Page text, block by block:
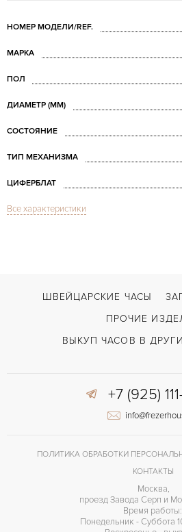
НОМЕР МОДЕЛИ/REF.
МАРКА
ПОЛ
ДИАМЕТР (MM)
СОСТОЯНИЕ
ТИП МЕХАНИЗМА
ЦИФЕРБЛАТ
СТЕКЛО
Все характеристики
ШВЕЙЦАРСКИЕ ЧАСЫ
ПРОЧИЕ
ВЫКУП ЧАСОВ В
+7 (925)
ПОЛИТИКА ОБРАБОТКИ
КОНТАКТЫ
Москва,
проезд Завода Серп и
Время работы:
Понедельник - Суббота